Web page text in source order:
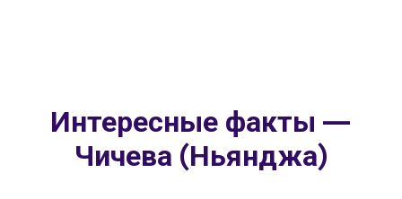
Интересные факты —
Чичева (Ньянджа)